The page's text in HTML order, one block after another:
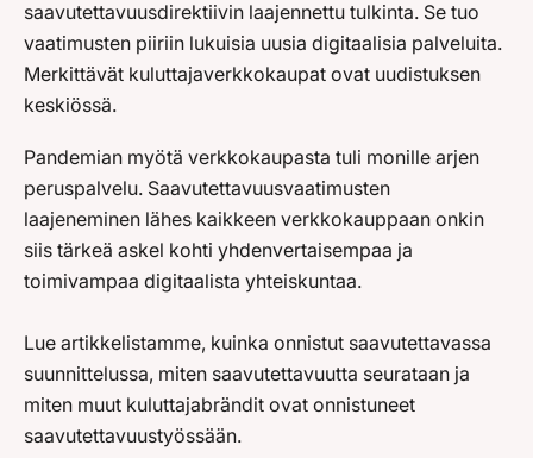
saavutettavuusdirektiivin laajennettu tulkinta. Se tuo
vaatimusten piiriin lukuisia uusia digitaalisia palveluita.
Merkittävät kuluttajaverkkokaupat ovat uudistuksen
keskiössä.
Pandemian myötä verkkokaupasta tuli monille arjen
peruspalvelu. Saavutettavuusvaatimusten
laajeneminen lähes kaikkeen verkkokauppaan onkin
siis tärkeä askel kohti yhdenvertaisempaa ja
toimivampaa digitaalista yhteiskuntaa.
Lue artikkelistamme, kuinka onnistut saavutettavassa
suunnittelussa, miten saavutettavuutta seurataan ja
miten muut kuluttajabrändit ovat onnistuneet
saavutettavuustyössään.